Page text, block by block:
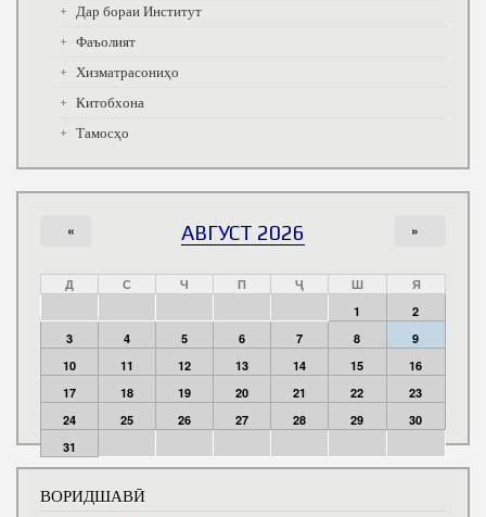
Дар бораи Институт
Фаъолият
Хизматрасониҳо
Китобхона
Тамосҳо
АВГУСТ 2026
« »
Д С Ч П Ҷ Ш
Я
1
2
3
4 5 6 7 8
9
10
11 12 13 14 15
16
17
18 19 20 21 22
23
24
25 26 27 28 29
30
31
ВОРИДШАВӢ